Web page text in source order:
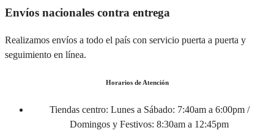
Envíos nacionales contra entrega
Realizamos envíos a todo el país con servicio puerta a puerta y
seguimiento en línea.
Horarios de Atención
Tiendas centro: Lunes a Sábado: 7:40am a 6:00pm /
Domingos y Festivos: 8:30am a 12:45pm